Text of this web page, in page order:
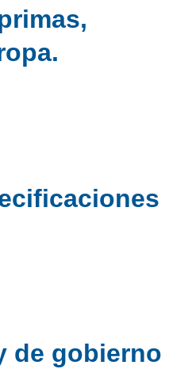
de gobierno